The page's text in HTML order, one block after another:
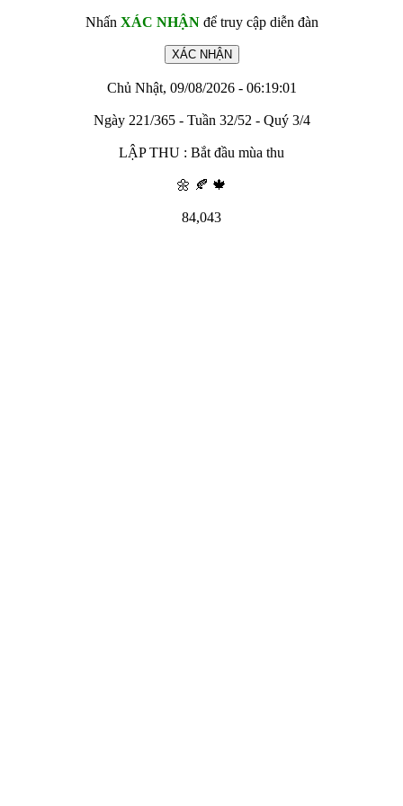
Nhấn XÁC NHẬNđể truy cập diễn đàn
Chủ Nhật, 09/08/2026 - 06:19:01
Ngày 221/365 - Tuần 32/52 - Quý 3/4
LẬP THU : Bắt đầu mùa thu
🌼 🍂 🍁
84,043